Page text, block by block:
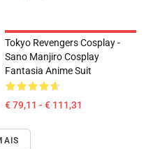
Tokyo Revengers Cosplay -
Sano Manjiro Cosplay
Fantasia Anime Suit
€ 79,11 - € 111,31